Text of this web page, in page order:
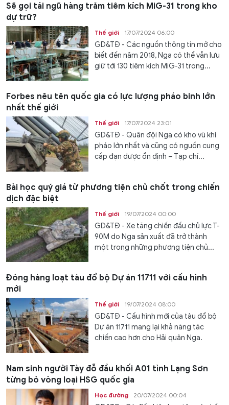
Sẽ gọi tái ngũ hàng trăm tiêm kích MiG-31 trong kho
dự trữ?
Thế giới 17/07/2024 06:00
GD&TĐ - Các nguồn thông tin mở cho
biết đến năm 2018, Nga có thể vẫn lưu
giữ tới 130 tiêm kích MiG-31 trong...
Forbes nêu tên quốc gia có lực lượng pháo binh lớn
nhất thế giới
Thế giới 17/07/2024 23:01
GD&TĐ - Quân đội Nga có kho vũ khí
pháo lớn nhất và cũng có nguồn cung
cấp đạn dược ổn định – Tạp chí...
Bài học quý giá từ phương tiện chủ chốt trong chiến
dịch đặc biệt
Thế giới 19/07/2024 00:00
GD&TĐ - Xe tăng chiến đấu chủ lực T-
90M do Nga sản xuất đã trở thành
một trong những phương tiện chủ...
Đóng hàng loạt tàu đổ bộ Dự án 11711 với cấu hình
mới
Thế giới 19/07/2024 08:00
GD&TĐ - Cấu hình mới của tàu đổ bộ
Dự án 11711 mang lại khả năng tác
chiến cao hơn cho Hải quân Nga.
Nam sinh người Tày đỗ đầu khối A01 tỉnh Lạng Sơn
từng bỏ vòng loại HSG quốc gia
Học đường 20/07/2024 00:04